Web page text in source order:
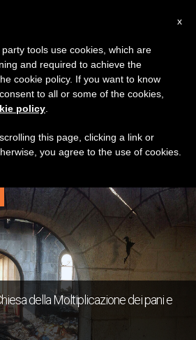
Tagged
della Moltiplicazione dei pani e
x
tools use cookies, which are
and required to achieve the
cookie policy. If you want to know
to all or some of the cookies,
policy
this page, clicking a link or
you agree to the use of cookies.